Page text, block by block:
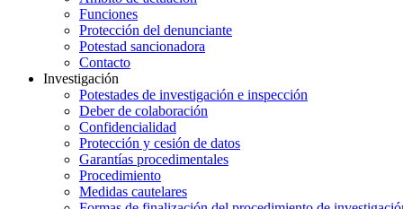
Funciones
Protección del denunciante
Potestad sancionadora
Contacto
Investigación
Potestades de investigación e inspección
Deber de colaboración
Confidencialidad
Protección y cesión de datos
Garantías procedimentales
Procedimiento
Medidas cautelares